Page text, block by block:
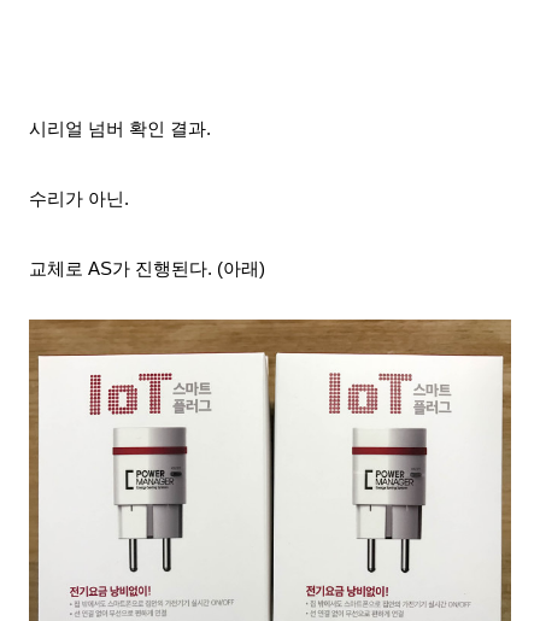
시리얼 넘버 확인 결과.
수리가 아닌.
교체로 AS가 진행된다. (아래)